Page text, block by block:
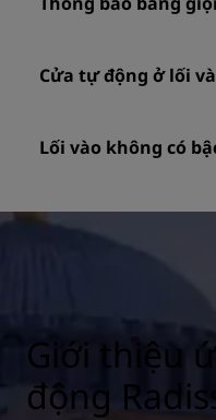
Cửa tự động ở lối
Lối vào không có
Giới thiệu
động